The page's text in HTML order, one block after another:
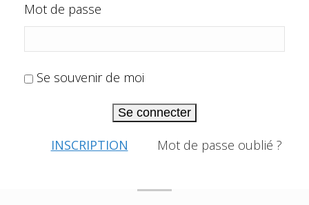
Mot de passe
Se souvenir de moi
Se connecter
INSCRIPTION Mot de passe oublié ?